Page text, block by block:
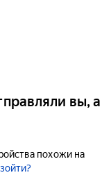
вы, а
похожи на